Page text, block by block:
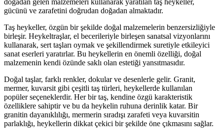
gücünü ve zarafetini doğrudan doğadan almaktadır.
Taş heykeller, özgün bir şekilde doğal malzemelerin benzersizliğiyle
birleşir. Heykeltraşlar, el becerileriyle birleşen sanatsal vizyonlarını
kullanarak, sert taşları oymak ve şekillendirmek suretiyle etkileyici
sanat eserleri yaratırlar. Bu heykellerin en önemli özelliği, doğal
malzemenin kendi özünde saklı olan estetiği yansıtmasıdır.
Doğal taşlar, farklı renkler, dokular ve desenlerle gelir. Granit,
mermer, kuvarsit gibi çeşitli taş türleri, heykellerde kullanılan
popüler seçeneklerdir. Her bir taş, kendine özgü karakteristik
özelliklere sahiptir ve bu da heykelin ruhuna derinlik katar. Bir
granitin dayanıklılığı, mermerin sıradışı zarafeti veya kuvarsitin
parlaklığı, heykellerin dikkat çekici bir şekilde öne çıkmasını sağlar.